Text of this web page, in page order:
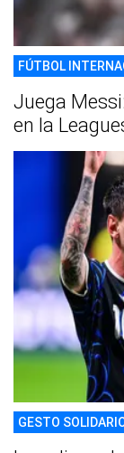
FÚTBOL
Juega
en la
GESTO